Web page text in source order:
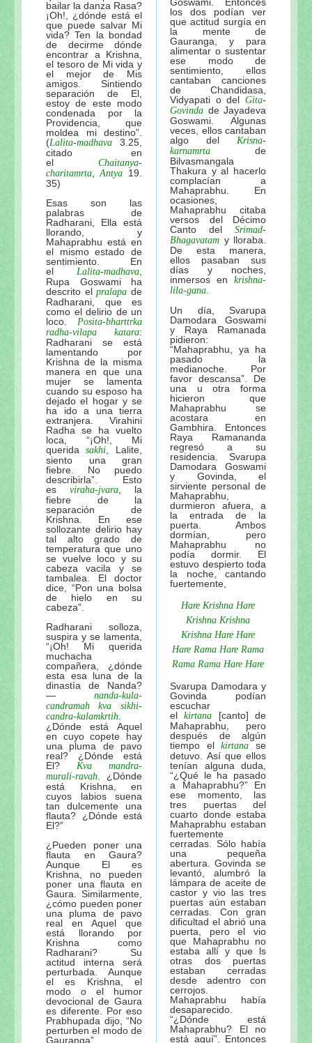
bailar la danza Rasa?
¡Oh!, ¿dónde está el
que puede salvar Mi
vida? Ten la bondad
de decirme dónde
encontrar a Krishna,
el tesoro de Mi vida y
el mejor de Mis
amigos. Sintiendo
separación de El,
estoy de este modo
condenada por la
Providencia, que
moldea mi destino”.
(Lalita-madhava 3.25,
citado en
el Chaitanya-
charitamrta Antya 19.
35)
Esas son las
palabras de
Radharani, Ella está
llorando, y
Mahaprabhu está en
el mismo estado de
sentimiento. En
el Lalita-madhava
Rupa Goswami ha
descrito el pralapa de
Radharani, que es
como el delirio de un
loco. Posita-bharttrka
radha-vilapa katara:
Radharani se está
lamentando por
Krishna de la misma
manera en que una
mujer se lamenta
cuando su esposo ha
dejado el hogar y se
ha ido a una tierra
extranjera. Virahini
Radha se ha vuelto
loca, “¡Oh!, Mi
querida sakhi , Lalite,
siento una gran
fiebre. No puedo
describirla”. Esto
es viraha-jvara , la
fiebre de la
separación de
Krishna. En ese
sollozante delirio hay
tal alto grado de
temperatura que uno
se vuelve loco y su
cabeza vacila y se
tambalea. El doctor
dice, “Pon una bolsa
de hielo en su
cabeza”.
Radharani solloza,
suspira y se lamenta,
“¡Oh! Mi querida
muchacha
compañera, ¿dónde
esta esa luna de la
dinastía de Nanda?
— nanda-kula-
candramah
kva sikhi-
candra-kalamkrtih
¿Dónde está Aquel
en cuyo copete hay
una pluma de pavo
real? ¿Dónde está
El? Kva mandra-
murali-ravah . ¿Dónde
está Krishna, en
cuyos labios suena
tan dulcemente una
flauta? ¿Dónde está
El?”
¿Pueden poner una
flauta en Gaura?
Aunque El es
Krishna, no pueden
poner una flauta en
Gaura. Similarmente,
¿cómo pueden poner
una pluma de pavo
real en Aquel que
está llorando por
Krishna como
Radharani? Su
actitud interna será
perturbada. Aunque
el es Krishna, el
modo o el humor
devocional de Gaura
es diferente. Por eso
Prabhupada dijo, “No
perturben el modo de
Gauranga”.
los dos podían ver
que actitud surgía en
la mente de
Gauranga, y para
alimentar o sustentar
ese modo de
sentimiento, ellos
cantaban canciones
de Chandidasa,
Vidyapati o del Gita-
Govinda de Jayadeva
Goswami. Algunas
veces, ellos cantaban
algo del Krisna-
karnamrta de
Bilvasmangala
Thakura y al hacerlo
complacían a
Mahaprabhu. En
ocasiones,
Mahaprabhu citaba
versos del Décimo
Canto del Srimad-
Bhagavatam y lloraba.
De esta manera,
ellos pasaban sus
días y noches,
inmersos en krishna-
lila-gana
Un día, Svarupa
Damodara Goswami
y Raya Ramanada
pidieron:
“Mahaprabhu, ya ha
pasado la
medianoche. Por
favor descansa”. De
una u otra forma
hicieron que
Mahaprabhu se
acostara en
Gambhira. Entonces
Raya Ramananda
regresó a su
residencia. Svarupa
Damodara Goswami
y Govinda, el
sirviente personal de
Mahaprabhu,
durmieron afuera, a
la entrada de la
puerta. Ambos
dormían, pero
Mahaprabhu no
podía dormir. El
estuvo despierto toda
la noche, cantando
fuertemente,
Hare Krishna Hare
Krishna Krishna
Krishna Hare Hare
Hare Rama Hare Rama
Rama Rama Hare Hare
Svarupa Damodara y
Govinda podían
escuchar
el kirtana [canto] de
Mahaprabhu, pero
después de algún
tiempo el kirtana se
detuvo. Así que ellos
tenían alguna duda,
“¿Qué le ha pasado
a Mahaprabhu?” En
ese momento, las
tres puertas del
cuarto donde estaba
Mahaprabhu estaban
fuertemente
cerradas. Sólo había
una pequeña
abertura. Govinda se
levantó, alumbró la
lámpara de aceite de
castor y vio las tres
puertas aún estaban
cerradas. Con gran
dificultad el abrió una
puerta, pero el vio
que Mahaprabhu no
estaba allí y que ls
otras dos puertas
estaban cerradas
desde adentro con
cerrojos.
Mahaprabhu había
desaparecido.
“¿Dónde está
Mahaprabhu? El no
está aquí”. Entonces